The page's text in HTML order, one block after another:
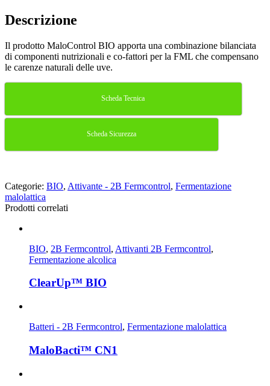
Descrizione
Il prodotto MaloControl BIO apporta una combinazione bilanciata
di componenti nutrizionali e co-fattori per la FML che compensano
le carenze naturali delle uve.
Scheda Tecnica
Scheda Sicurezza
Categorie: BIO, Attivante - 2B Fermcontrol, Fermentazione
malolattica
Prodotti correlati
BIO, 2B Fermcontrol, Attivanti 2B Fermcontrol,
Fermentazione alcolica
ClearUp™ BIO
Batteri - 2B Fermcontrol, Fermentazione malolattica
MaloBacti™ CN1